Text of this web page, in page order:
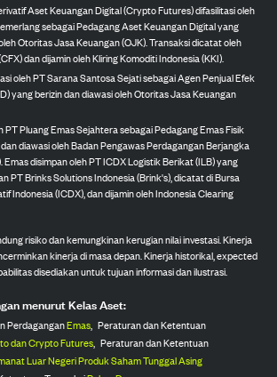
Aset Keuangan Digital (Crypto Futures) difasilitasi oleh
sebagai Pedagang Aset Keuangan Digital yang
Otoritas Jasa Keuangan (OJK). Transaksi dicatat oleh
dan dijamin oleh Kliring Komoditi Indonesia (KKI).
oleh PT Sarana Santosa Sejati sebagai Agen Penjual Efek
yang berizin dan diawasi oleh Otoritas Jasa Keuangan
PT Pluang Emas Sejahtera sebagai Pedagang Emas Fisik
diawasi oleh Badan Pengawas Perdagangan Berjangka
Emas disimpan oleh PT ICDX Logistik Berikat (ILB) yang
PT Brinks Solutions Indonesia (Brink's), dicatat di Bursa
Indonesia (ICDX), dan dijamin oleh Indonesia Clearing
risiko dan kemungkinan kerugian nilai investasi. Kinerja
kinerja di masa depan. Kinerja historikal, expected
disediakan untuk tujuan informasi dan ilustrasi.
menurut Kelas Aset:
PerdaganganEmas, Peraturan dan Ketentuan
dan Crypto Futures, Peraturan dan Ketentuan
Luar Negeri Produk Saham Tunggal Asing